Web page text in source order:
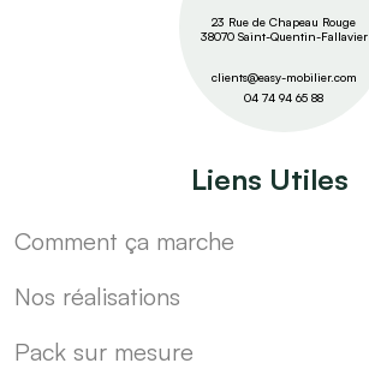
23 Rue de Chapeau Rouge
38070 Saint-Quentin-Fallavier
clients@easy-mobilier.com
04 74 94 65 88
Liens Utiles
Comment ça marche
Nos réalisations
Pack sur mesure